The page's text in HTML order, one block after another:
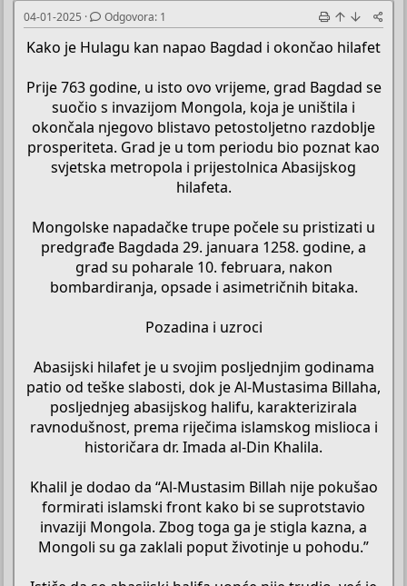
e
t
a
e
e
t
n
i
t
u
m
o
r
e
d
e
04-01-2025 Odgovora: 1
Kako je Hulagu kan napao Bagdad i okončao hilafet
Prije 763 godine, u isto ovo vrijeme, grad Bagdad se
suočio s invazijom Mongola, koja je uništila i
okončala njegovo blistavo petostoljetno razdoblje
prosperiteta. Grad je u tom periodu bio poznat kao
svjetska metropola i prijestolnica Abasijskog
hilafeta.
Mongolske napadačke trupe počele su pristizati u
predgrađe Bagdada 29. januara 1258. godine, a
grad su poharale 10. februara, nakon
bombardiranja, opsade i asimetričnih bitaka.
Pozadina i uzroci
Abasijski hilafet je u svojim posljednjim godinama
patio od teške slabosti, dok je Al-Mustasima Billaha,
posljednjeg abasijskog halifu, karakterizirala
ravnodušnost, prema riječima islamskog mislioca i
historičara dr. Imada al-Din Khalila.
Khalil je dodao da “Al-Mustasim Billah nije pokušao
formirati islamski front kako bi se suprotstavio
invaziji Mongola. Zbog toga ga je stigla kazna, a
Mongoli su ga zaklali poput životinje u pohodu.”